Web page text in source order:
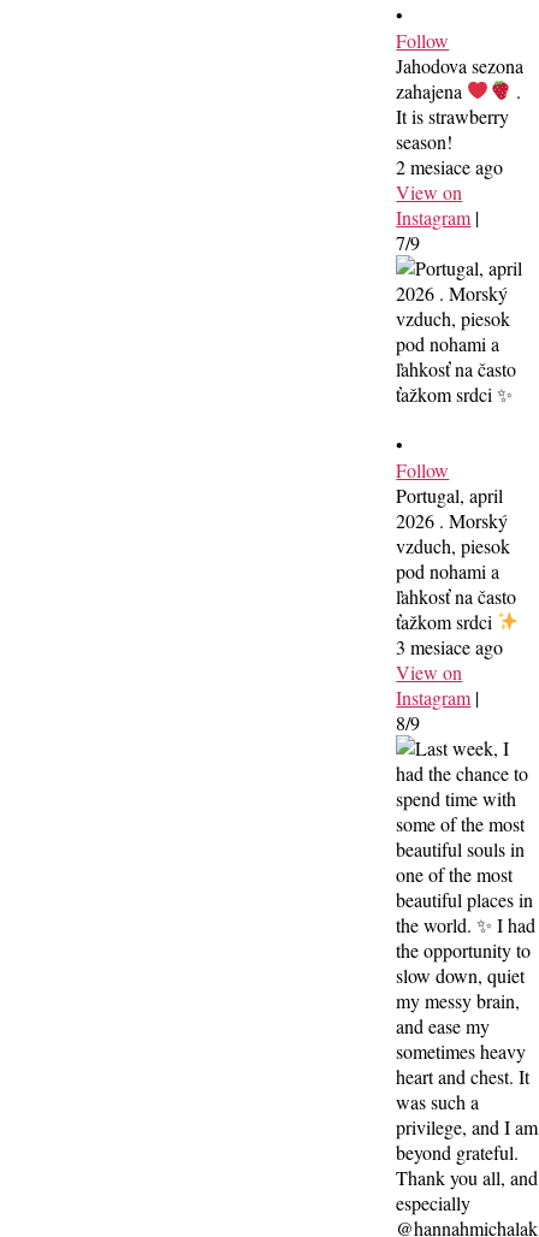
•
Follow
Jahodova sezona
zahajena
.
It is strawberry
season!
2 mesiace ago
View on
Instagram |
7/9
•
Follow
Portugal, april
2026 . Morský
vzduch, piesok
pod nohami a
ľahkosť na často
ťažkom srdci
3 mesiace ago
View on
Instagram |
8/9